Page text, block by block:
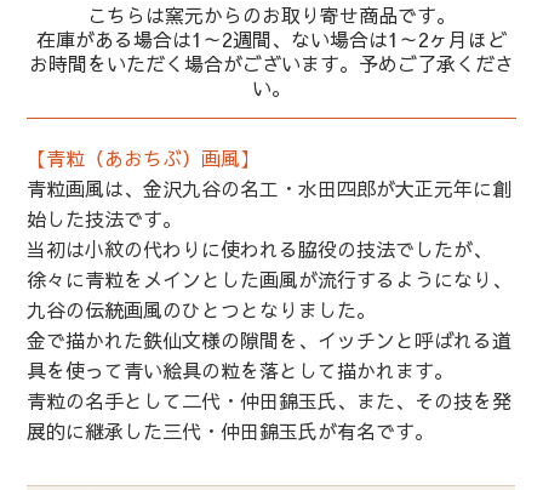
こちらは窯元からのお取り寄せ商品です。
在庫がある場合は1～2週間、ない場合は1～2ヶ月ほど
お時間をいただく場合がございます。予めご了承くださ
い。
【青粒（あおちぶ）画風】
青粒画風は、金沢九谷の名工・水田四郎が大正元年に創
始した技法です。
当初は小紋の代わりに使われる脇役の技法でしたが、
徐々に青粒をメインとした画風が流行するようになり、
九谷の伝統画風のひとつとなりました。
金で描かれた鉄仙文様の隙間を、イッチンと呼ばれる道
具を使って青い絵具の粒を落として描かれます。
青粒の名手として二代・仲田錦玉氏、また、その技を発
展的に継承した三代・仲田錦玉氏が有名です。